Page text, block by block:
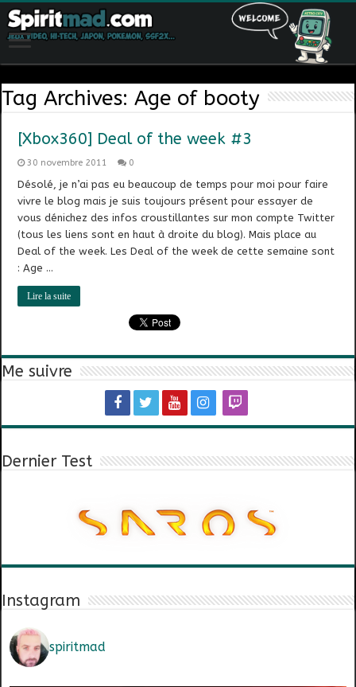
Tag Archives:Age of booty
[Xbox360] Deal of the week #3
30 novembre 2011 0
Désolé, je n’ai pas eu beaucoup de temps pour moi pour faire
vivre le blog mais je suis toujours présent pour essayer de
vous dénichez des infos croustillantes sur mon compte Twitter
(tous les liens sont en haut à droite du blog). Mais place au
Deal of the week. Les Deal of the week de cette semaine sont
: Age …
Lire la suite
Me suivre
Dernier Test
Instagram
spiritmad